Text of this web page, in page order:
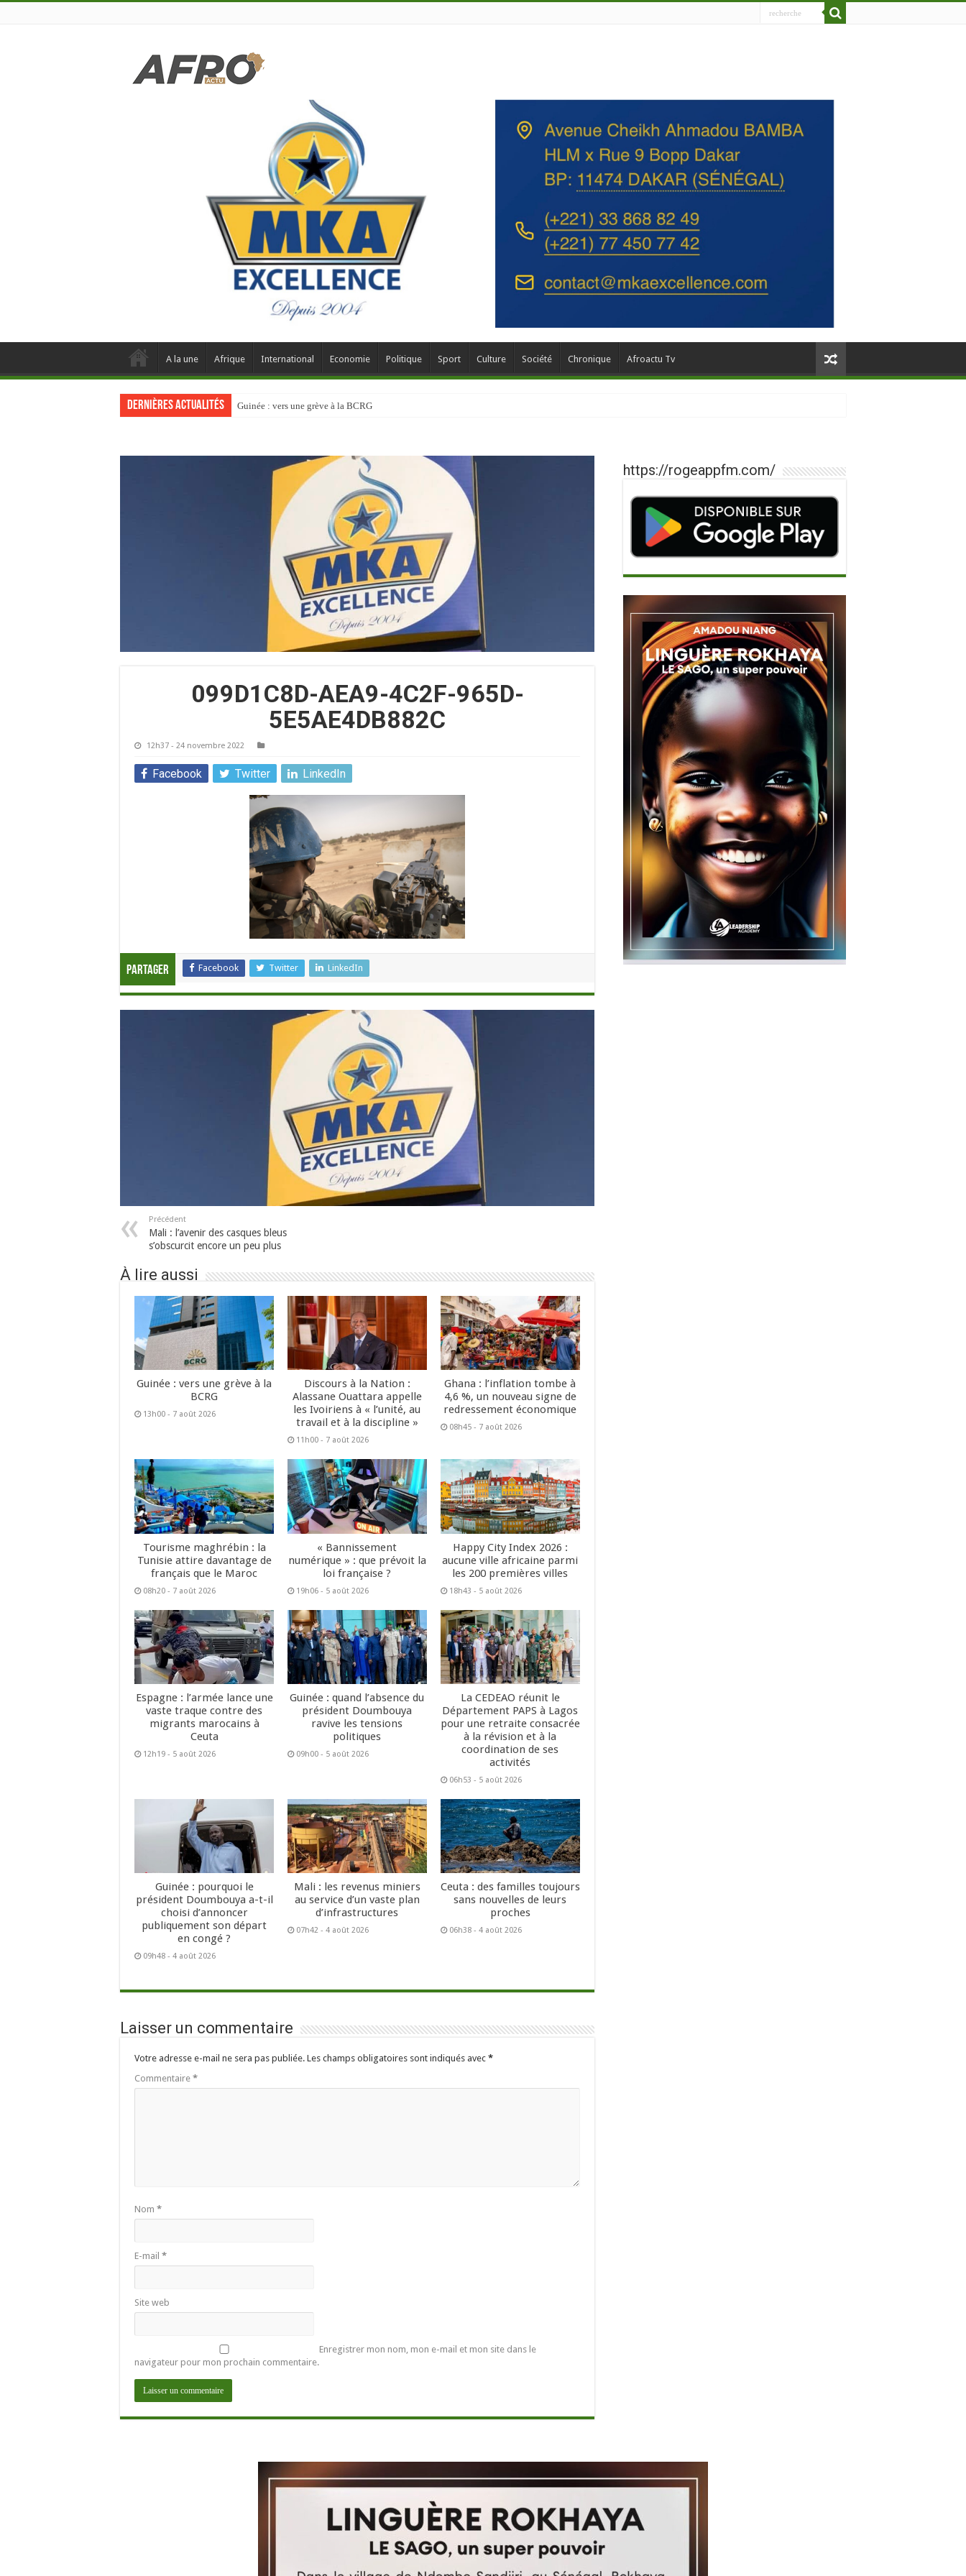
A la une Afrique International Economie Politique Sport Culture Société Chronique Afroactu Tv
Dernières actualités Guinée : vers une grève à la BCRG
099D1C8D-AEA9-4C2F-965D-
5E5AE4DB882C
12h37 - 24 novembre 2022
Facebook Twitter LinkedIn
Partager Facebook Twitter LinkedIn
Précédent
Mali : l’avenir des casques bleus
s’obscurcit encore un peu plus
À lire aussi
Guinée : vers une grève à la
BCRG
13h00 - 7 août 2026
Discours à la Nation :
Alassane Ouattara appelle
les Ivoiriens à « l’unité, au
travail et à la discipline »
11h00 - 7 août 2026
Ghana : l’inflation tombe à
4,6 %, un nouveau signe de
redressement économique
08h45 - 7 août 2026
Tourisme maghrébin : la
Tunisie attire davantage de
français que le Maroc
08h20 - 7 août 2026
« Bannissement
numérique » : que prévoit la
loi française ?
19h06 - 5 août 2026
Happy City Index 2026 :
aucune ville africaine parmi
les 200 premières villes
18h43 - 5 août 2026
Espagne : l’armée lance une
vaste traque contre des
migrants marocains à
Ceuta
12h19 - 5 août 2026
Guinée : quand l’absence du
président Doumbouya
ravive les tensions
politiques
09h00 - 5 août 2026
La CEDEAO réunit le
Département PAPS à Lagos
pour une retraite consacrée
à la révision et à la
coordination de ses
activités
06h53 - 5 août 2026
Guinée : pourquoi le
président Doumbouya a-t-il
choisi d’annoncer
publiquement son départ
en congé ?
09h48 - 4 août 2026
Mali : les revenus miniers
au service d’un vaste plan
d’infrastructures
07h42 - 4 août 2026
Ceuta : des familles toujours
sans nouvelles de leurs
proches
06h38 - 4 août 2026
Laisser un commentaire
Votre adresse e-mail ne sera pas publiée. Les champs obligatoires sont indiqués avec *
Commentaire *
Nom *
E-mail *
Site web
Enregistrer mon nom, mon e-mail et mon site dans le
navigateur pour mon prochain commentaire.
https://rogeappfm.com/